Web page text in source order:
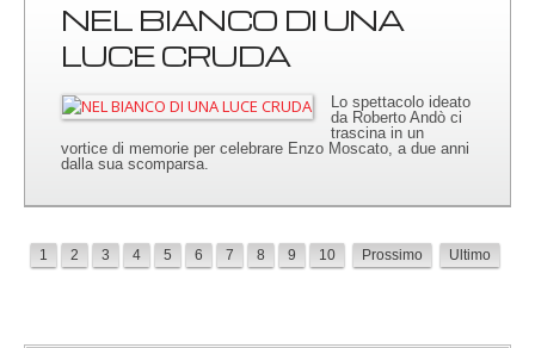
NEL BIANCO DI UNA
LUCE CRUDA
Lo spettacolo ideato
da Roberto Andò ci
trascina in un
vortice di memorie per celebrare Enzo Moscato, a due anni
dalla sua scomparsa.
1 2 3 4 5 6 7 8 9 10 Prossimo Ultimo